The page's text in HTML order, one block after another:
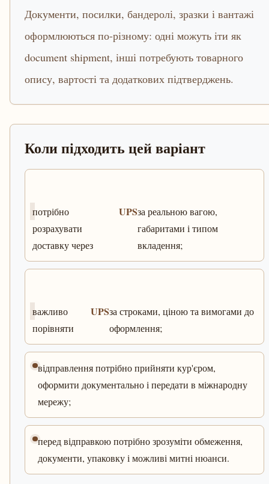
Документи, посилки, бандеролі, зразки і вантажі
оформлюються по-різному: одні можуть іти як
document shipment, інші потребують товарного
опису, вартості та додаткових підтверджень.
Коли підходить цей варіант
потрібно
розрахувати
доставку через
UPSза реальною вагою,
габаритами і типом
вкладення;
важливо
порівняти
UPSза строками, ціною та вимогами до
оформлення;
відправлення потрібно прийняти кур'єром,
оформити документально і передати в міжнародну
мережу;
перед відправкою потрібно зрозуміти обмеження,
документи, упаковку і можливі митні нюанси.